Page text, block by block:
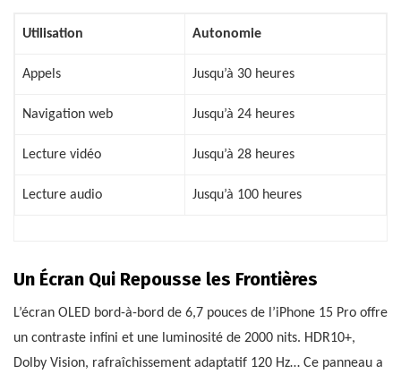
Utilisation Autonomie
Appels Jusqu’à 30 heures
Navigation web Jusqu’à 24 heures
Lecture vidéo Jusqu’à 28 heures
Lecture audio Jusqu’à 100 heures
Un Écran Qui Repousse les Frontières
L’écran OLED bord-à-bord de 6,7 pouces de l’iPhone 15 Pro offre
un contraste infini et une luminosité de 2000 nits. HDR10+,
Dolby Vision, rafraîchissement adaptatif 120 Hz… Ce panneau a